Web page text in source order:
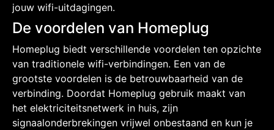
jouw wifi-uitdagingen.
De voordelen van Homeplug
Homeplug biedt verschillende voordelen ten opzichte
van traditionele wifi-verbindingen. Een van de
grootste voordelen is de betrouwbaarheid van de
verbinding. Doordat Homeplug gebruik maakt van
het elektriciteitsnetwerk in huis, zijn
signaalonderbrekingen vrijwel onbestaand en kun je